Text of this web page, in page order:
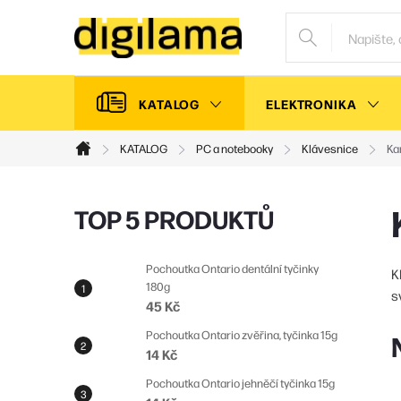
KATALOG ELEKTRONIKA
Domů
KATALOG PC a notebooky Klávesnice
P
s
t
r
a
n
TOP 5 PRODUKTŮ
Pochoutka Ontario dentální tyčinky
180g
45 Kč
Pochoutka Ontario zvěřina, tyčinka 15g
14 Kč
Pochoutka Ontario jehněčí tyčinka 15g